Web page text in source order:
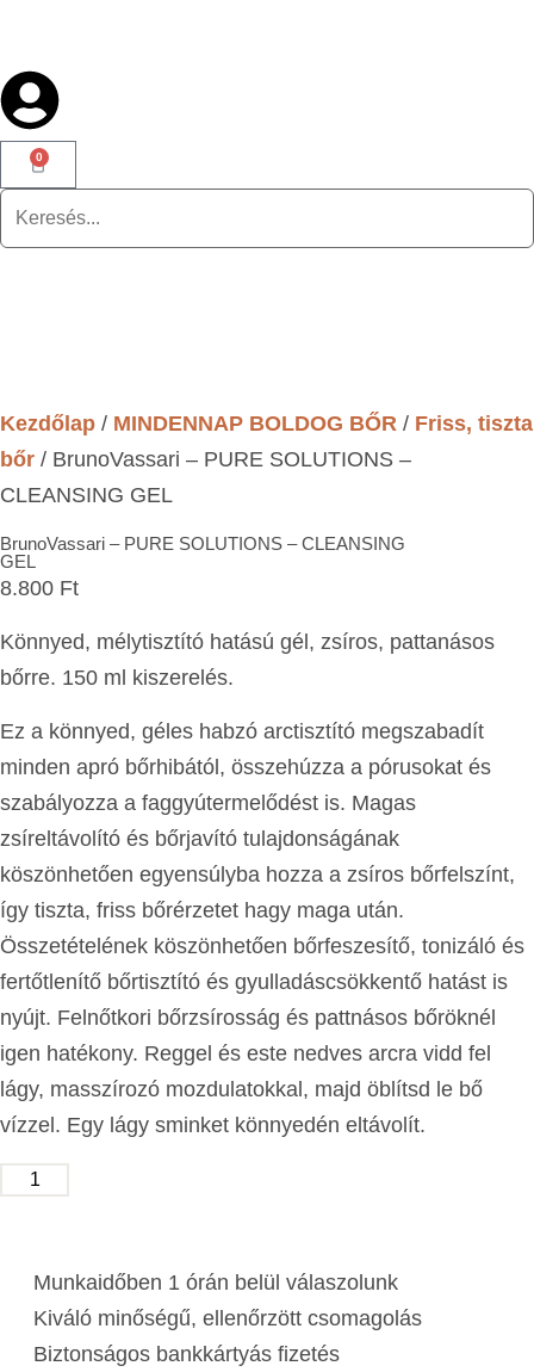
0
Kezdőlap / MINDENNAP BOLDOG BŐR / Friss, tiszta
bőr / BrunoVassari – PURE SOLUTIONS –
CLEANSING GEL
BrunoVassari – PURE SOLUTIONS – CLEANSING
GEL
8.800 Ft
Könnyed, mélytisztító hatású gél, zsíros, pattanásos
bőrre. 150 ml kiszerelés.
Ez a könnyed, géles habzó arctisztító megszabadít
minden apró bőrhibától, összehúzza a pórusokat és
szabályozza a faggyútermelődést is. Magas
zsíreltávolító és bőrjavító tulajdonságának
köszönhetően egyensúlyba hozza a zsíros bőrfelszínt,
így tiszta, friss bőrérzetet hagy maga után.
Összetételének köszönhetően bőrfeszesítő, tonizáló és
fertőtlenítő bőrtisztító és gyulladáscsökkentő hatást is
nyújt. Felnőtkori bőrzsírosság és pattnásos bőröknél
igen hatékony. Reggel és este nedves arcra vidd fel
lágy, masszírozó mozdulatokkal, majd öblítsd le bő
vízzel. Egy lágy sminket könnyedén eltávolít.
Munkaidőben 1 órán belül válaszolunk
Kiváló minőségű, ellenőrzött csomagolás
Biztonságos bankkártyás fizetés